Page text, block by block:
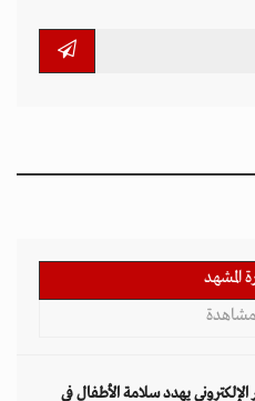
المشهد
مشاهدة
الإلكتروني يهدد سلامة الأطفال في